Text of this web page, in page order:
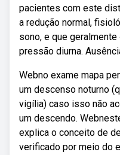
pacientes com este
a redução normal,
sono, e que
pressão diurna.
Webno exame mapa
um descenso noturno
vigília) caso isso não
um descendo.
explica o conceito de
verificado por meio do